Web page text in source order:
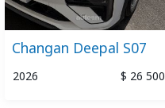
Changan Deepal S07
2026 $ 26 500